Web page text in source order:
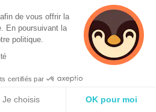
assurances entreprises
Comptables
Partenaires
de vous offrir la
En poursuivant la
politique.
certifiés par
Je choisis OK pour moi
2 personnes
consultent
actuellement cette